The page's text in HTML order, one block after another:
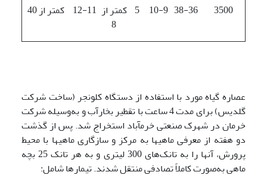
3500
38-36
10-9
5 کمتر از
8
12-11 کمتر از 40
عصاره گیاه مورد با استفاده از دستگاه کلونجر (ساخت شرکت
گلدیس) برای مدت 4 ساعت با تقطیر بخارآب و به‌وسیله شرکت
خرمان در شهرک صنعتی خرم­آباد استخراج شد. پس از گذشت
دو هفته از معرفی ماهی­ها به مرکز و سازگاری ماهی­ها با محیط
پرورش، آنها را به تانک‌های 300 لیتری و به هر تانک 25 بچه
ماهی به‌صورت کاملاً تصادفی منتقل شدند. تیمارها شامل: